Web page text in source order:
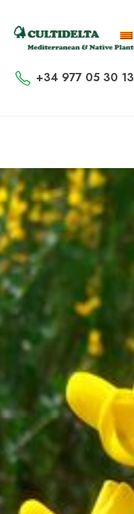
+34 977 05 30 13